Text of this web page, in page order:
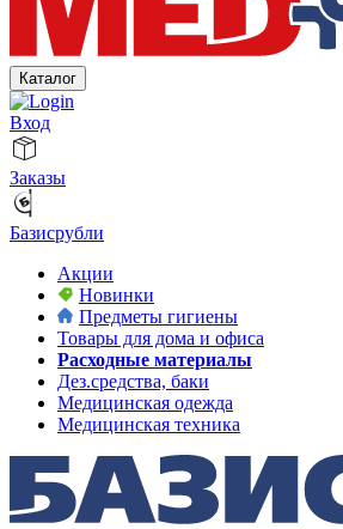
Каталог
Вход
Заказы
Базисрубли
Акции
Новинки
Предметы гигиены
Товары для дома и офиса
Расходные материалы
Дез.средства, баки
Медицинская одежда
Медицинская техника